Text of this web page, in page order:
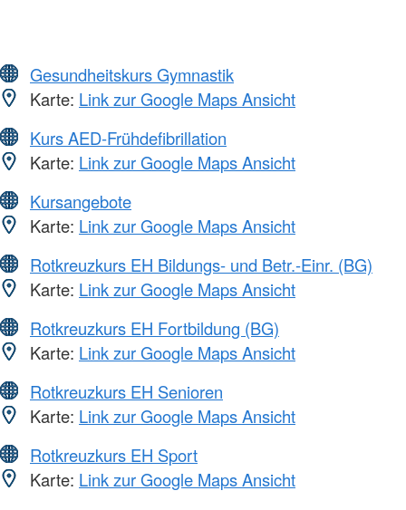
Gesundheitskurs Gymnastik
Karte: Link zur Google Maps Ansicht
Kurs AED-Frühdefibrillation
Karte: Link zur Google Maps Ansicht
Kursangebote
Karte: Link zur Google Maps Ansicht
Rotkreuzkurs EH Bildungs- und Betr.-Einr. (BG)
Karte: Link zur Google Maps Ansicht
Rotkreuzkurs EH Fortbildung (BG)
Karte: Link zur Google Maps Ansicht
Rotkreuzkurs EH Senioren
Karte: Link zur Google Maps Ansicht
Rotkreuzkurs EH Sport
Karte: Link zur Google Maps Ansicht